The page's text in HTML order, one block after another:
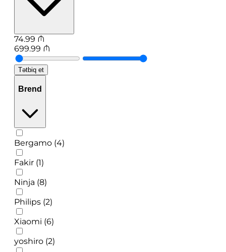
74.99 ₼
699.99 ₼
Tətbiq et
Brend
Bergamo (4)
Fakir (1)
Ninja (8)
Philips (2)
Xiaomi (6)
yoshiro (2)